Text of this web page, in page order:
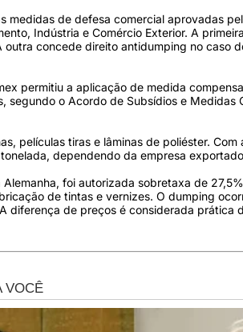
medidas de defesa comercial aprovadas
Indústria e Comércio Exterior. A
concede direito antidumping no caso
permitiu a aplicação de medida
segundo o Acordo de Subsídios e
películas tiras e lâminas de poliéster.
dependendo da empresa
foi autorizada sobretaxa de
de tintas e vernizes. O dumping
diferença de preços é considerada prática